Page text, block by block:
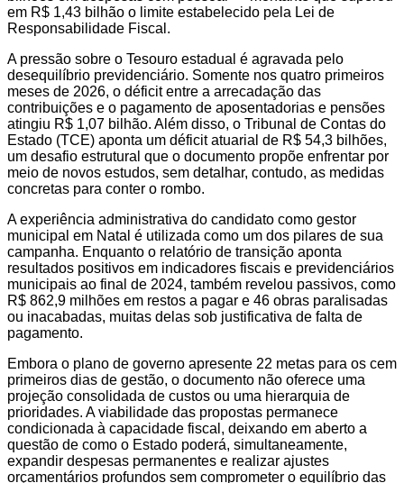
em R$ 1,43 bilhão o limite estabelecido pela Lei de
Responsabilidade Fiscal.
A pressão sobre o Tesouro estadual é agravada pelo
desequilíbrio previdenciário. Somente nos quatro primeiros
meses de 2026, o déficit entre a arrecadação das
contribuições e o pagamento de aposentadorias e pensões
atingiu R$ 1,07 bilhão. Além disso, o Tribunal de Contas do
Estado (TCE) aponta um déficit atuarial de R$ 54,3 bilhões,
um desafio estrutural que o documento propõe enfrentar por
meio de novos estudos, sem detalhar, contudo, as medidas
concretas para conter o rombo.
A experiência administrativa do candidato como gestor
municipal em Natal é utilizada como um dos pilares de sua
campanha. Enquanto o relatório de transição aponta
resultados positivos em indicadores fiscais e previdenciários
municipais ao final de 2024, também revelou passivos, como
R$ 862,9 milhões em restos a pagar e 46 obras paralisadas
ou inacabadas, muitas delas sob justificativa de falta de
pagamento.
Embora o plano de governo apresente 22 metas para os cem
primeiros dias de gestão, o documento não oferece uma
projeção consolidada de custos ou uma hierarquia de
prioridades. A viabilidade das propostas permanece
condicionada à capacidade fiscal, deixando em aberto a
questão de como o Estado poderá, simultaneamente,
expandir despesas permanentes e realizar ajustes
orçamentários profundos sem comprometer o equilíbrio das